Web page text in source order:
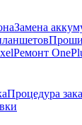
Замена
Ремонт
Процедура